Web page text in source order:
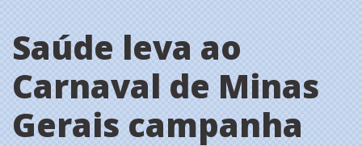
Saúde leva ao
Carnaval de Minas
Gerais campanha